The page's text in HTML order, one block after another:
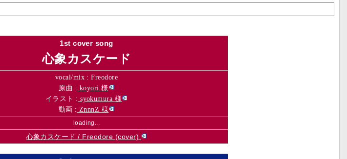
1st cover song
心象カスケード
vocal/mix :Freodore
原曲 : koyori様
イラスト : syokumura 様
動画 : ZnnnZ 様
loading...
心象カスケード / Freodore (cover)